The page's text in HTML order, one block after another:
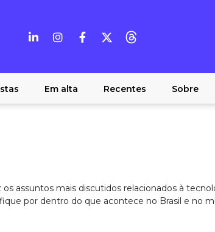
Em alta Recentes Sobre
assuntos mais discutidos relacionados à
por dentro do que acontece no Brasil e no